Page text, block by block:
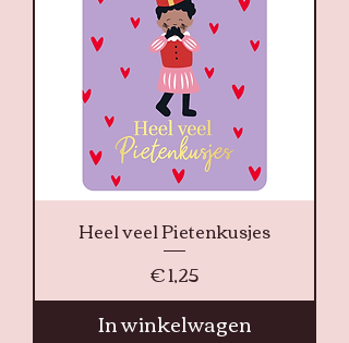
Heel veel Pietenkusjes
Prijs
€ 1,25
In winkelwagen